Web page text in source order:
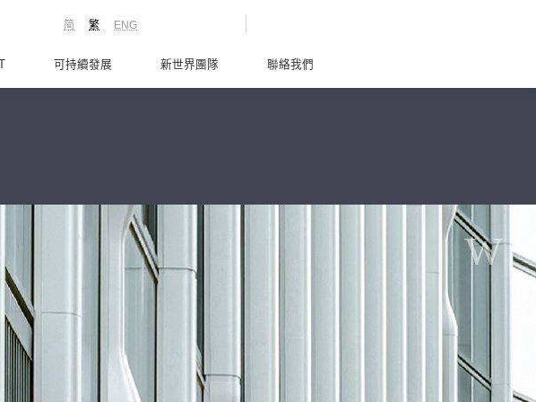
ENG
繁
简
可持續發展 新世界團隊 聯絡我們